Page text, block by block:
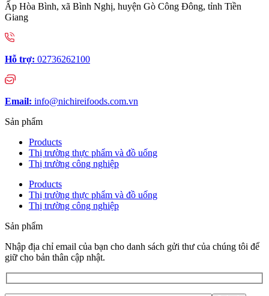
Ấp Hòa Bình, xã Bình Nghị, huyện Gò Công Đông, tỉnh Tiền
Giang
Hỗ trợ: 02736262100
Email: info@nichireifoods.com.vn
Sản phẩm
Products
Thị trường thực phẩm và đồ uống
Thị trường công nghiệp
Products
Thị trường thực phẩm và đồ uống
Thị trường công nghiệp
Sản phẩm
Nhập địa chỉ email của bạn cho danh sách gửi thư của chúng tôi để
giữ cho bản thân cập nhật.